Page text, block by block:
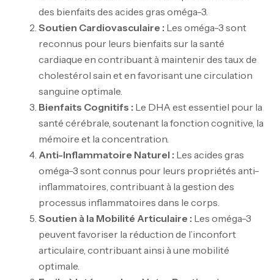
des bienfaits des acides gras oméga-3.
Soutien Cardiovasculaire : Les oméga-3 sont
reconnus pour leurs bienfaits sur la santé
cardiaque en contribuant à maintenir des taux de
cholestérol sain et en favorisant une circulation
sanguine optimale.
Bienfaits Cognitifs : Le DHA est essentiel pour la
santé cérébrale, soutenant la fonction cognitive, la
mémoire et la concentration.
Anti-Inflammatoire Naturel : Les acides gras
oméga-3 sont connus pour leurs propriétés anti-
inflammatoires, contribuant à la gestion des
processus inflammatoires dans le corps.
Soutien à la Mobilité Articulaire : Les oméga-3
peuvent favoriser la réduction de l’inconfort
articulaire, contribuant ainsi à une mobilité
optimale.Mega Creatine CREAPURE – 306 Gr –